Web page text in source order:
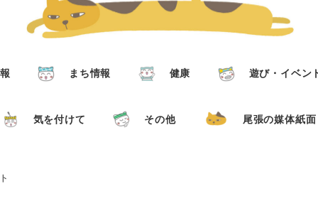
まち情報 健康 遊び・イベン
気を付けて その他 尾張の媒体紙面